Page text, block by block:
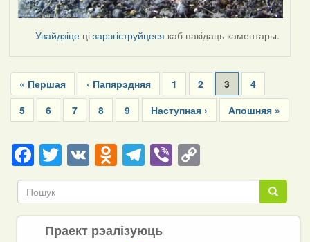
Увайдзіце цізарэгіструйцеся каб пакідаць каментары.
Pagination
First
page
« Першая
Previous
page
‹ Папярэдняя Page
1 Page
2
Current
page
3 Page
4
Page
5 Page
6 Page
7 Page
8 Page
9
Next
page
Наступная ›
Last
page
Апошняя »
Facebook
Twitter
VKOdnoklassniki
Telegram
ViberCopy
Link Пошук
Пошук
Праект рэалізуюць